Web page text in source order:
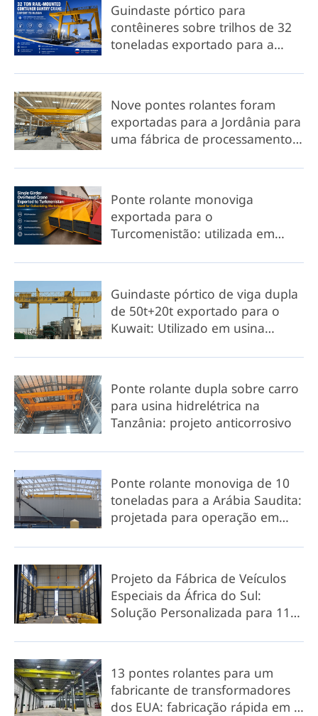
Guindaste pórtico para
contêineres sobre trilhos de 32
toneladas exportado para a
temperatura.
Nove pontes rolantes foram
exportadas para a Jordânia para
uma fábrica de processamento
Ponte rolante monoviga
exportada para o
Turcomenistão: utilizada em
Guindaste pórtico de viga dupla
de 50t+20t exportado para o
Kuwait: Utilizado em usina
Ponte rolante dupla sobre carro
para usina hidrelétrica na
Tanzânia: projeto anticorrosivo
Ponte rolante monoviga de 10
toneladas para a Arábia Saudita:
projetada para operação em
Projeto da Fábrica de Veículos
Especiais da África do Sul:
Solução Personalizada para 11
Rolantes
13 pontes rolantes para um
fabricante de transformadores
dos EUA: fabricação rápida em 4